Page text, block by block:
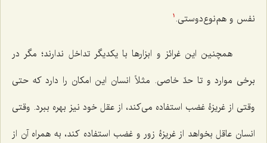
نفس و هم‌نوع‌دوستی. 1
همچنین این غرائز و ابزارها با یکدیگر تداخل ندارند؛ مگر در
برخی موارد و تا حدّ خاصی. مثلاً انسان این امکان را دارد که حتی
وقتی از غریزۀ غضب استفاده می‌کند، از عقل خود نیز بهره ببرد. وقتی
انسان عاقل بخواهد از غریزۀ زور و غضب استفاده کند، به همراه آن از